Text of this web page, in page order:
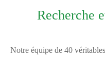
Recherche
Notre équipe de 40